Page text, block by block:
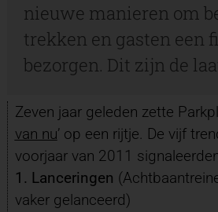
nieuwe manieren om
trekken en gasten een
bezorgen. Dit zijn de
Zeven jaar geleden zette
van nu’ op een rijtje. De vijf
voorjaar van 2011
1. Lanceringen
vaker gelanceerd)